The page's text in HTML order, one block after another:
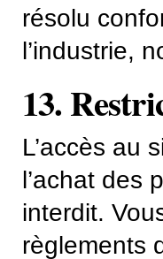
résolu
l’industrie,
13.
L’accès au
l’achat des
interdit.
règlements